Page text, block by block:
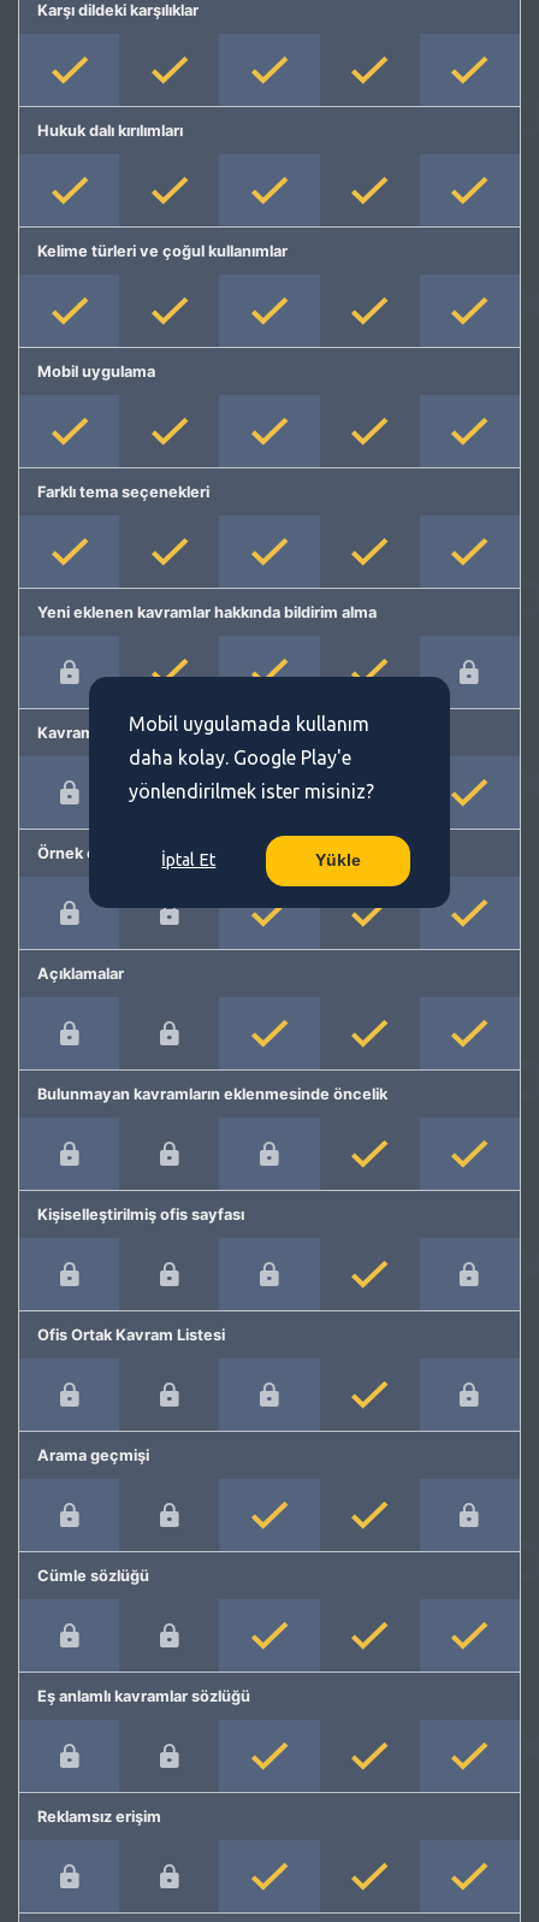
Karşı dildeki karşılıklar
Hukuk dalı kırılımları
Kelime türleri ve çoğul kullanımlar
Mobil uygulama
Farklı tema seçenekleri
Yeni eklenen kavramlar hakkında bildirim alma
Kavram önerme
Örnek cümleler
Açıklamalar
Bulunmayan kavramların eklenmesinde öncelik
Kişiselleştirilmiş ofis sayfası
Ofis Ortak Kavram Listesi
Arama geçmişi
Cümle sözlüğü
Eş anlamlı kavramlar sözlüğü
Reklamsız erişim
Mobil uygulamada kullanım
daha kolay. Google Play'e
yönlendirilmek ister misiniz?
İptal Et Yükle